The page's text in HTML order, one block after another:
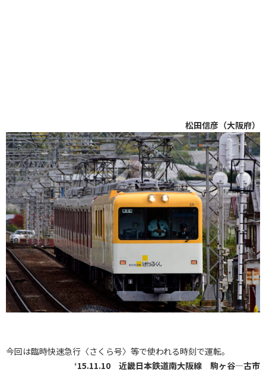
松田信彦（大阪府）
今回は臨時快速急行〈さくら号〉等で使われる時刻で運転。
‘15.11.10 近畿日本鉄道南大阪線 駒ヶ谷―古市